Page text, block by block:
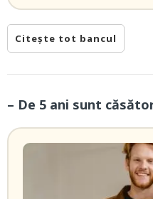
Citește tot bancul
– De 5 ani sunt